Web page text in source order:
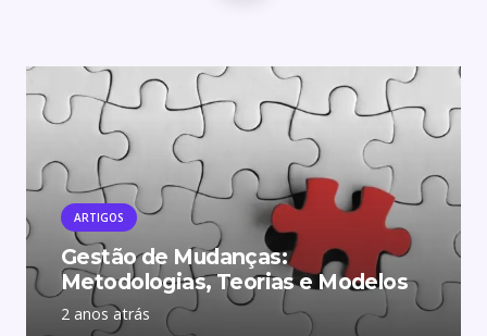
ARTIGOS
Gestão de Mudanças:
Metodologias, Teorias e Modelos
2 anos atrás